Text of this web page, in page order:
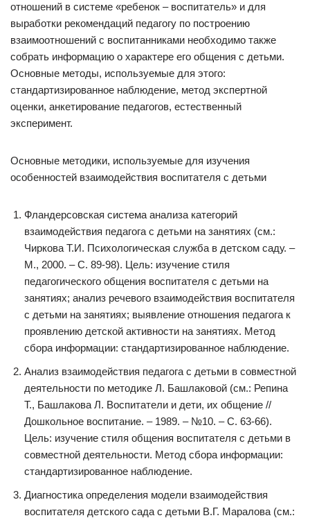
отношений в системе «ребенок – воспитатель» и для
выработки рекомендаций педагогу по построению
взаимоотношений с воспитанниками необходимо также
собрать информацию о характере его общения с детьми.
Основные методы, используемые для этого:
стандартизированное наблюдение, метод экспертной
оценки, анкетирование педагогов, естественный
эксперимент.
Основные методики, используемые для изучения
особенностей взаимодействия воспитателя с детьми
Фландерсовская система анализа категорий
взаимодействия педагога с детьми на занятиях (см.:
Чиркова Т.И. Психологическая служба в детском саду. –
М., 2000. – С. 89-98). Цель: изучение стиля
педагогического общения воспитателя с детьми на
занятиях; анализ речевого взаимодействия воспитателя
с детьми на занятиях; выявление отношения педагога к
проявлению детской активности на занятиях. Метод
сбора информации: стандартизированное наблюдение.
Анализ взаимодействия педагога с детьми в совместной
деятельности по методике Л. Башлаковой (см.: Репина
Т., Башлакова Л. Воспитатели и дети, их общение //
Дошкольное воспитание. – 1989. – №10. – С. 63-66).
Цель: изучение стиля общения воспитателя с детьми в
совместной деятельности. Метод сбора информации:
стандартизированное наблюдение.
Диагностика определения модели взаимодействия
воспитателя детского сада с детьми В.Г. Маралова (см.: